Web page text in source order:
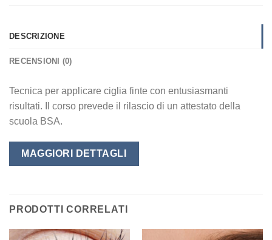
DESCRIZIONE
RECENSIONI (0)
Tecnica per applicare ciglia finte con entusiasmanti
risultati. Il corso prevede il rilascio di un attestato della
scuola BSA.
MAGGIORI DETTAGLI
PRODOTTI CORRELATI